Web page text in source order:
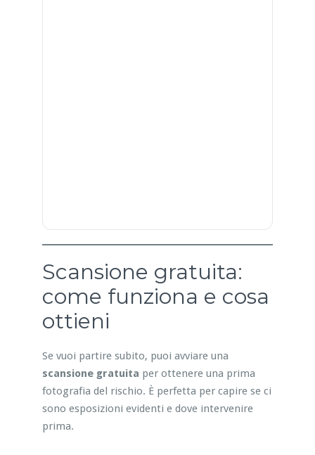
Scansione gratuita:
come funziona e cosa
ottieni
Se vuoi partire subito, puoi avviare una
scansione gratuita per ottenere una prima
fotografia del rischio. È perfetta per capire se ci
sono esposizioni evidenti e dove intervenire
prima.